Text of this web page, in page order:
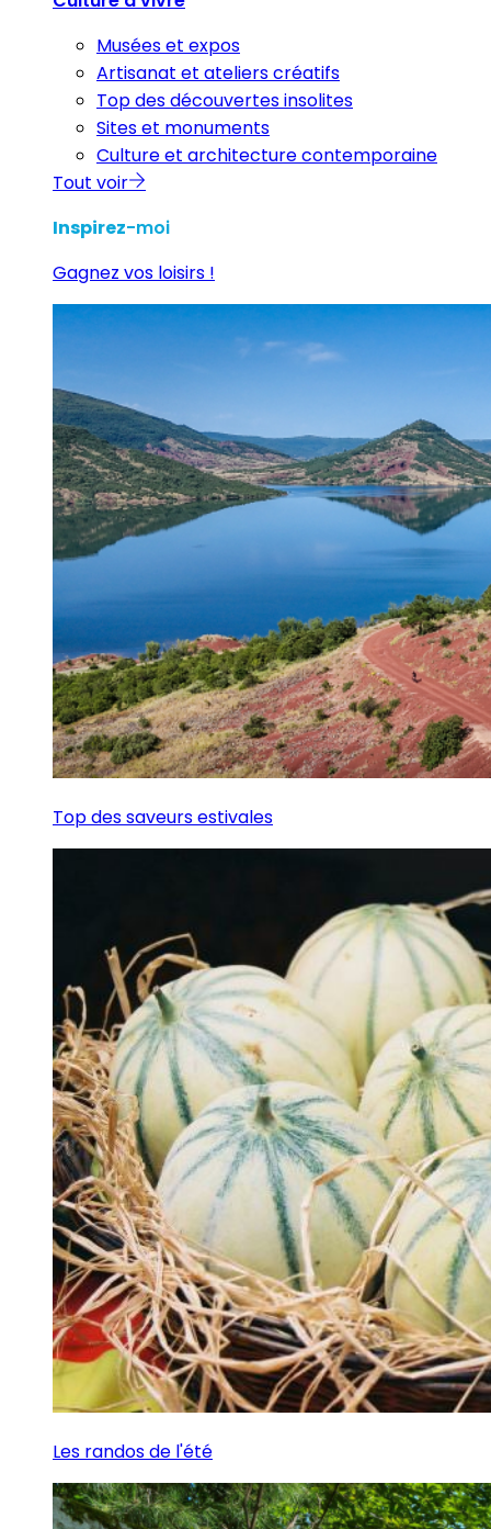
Musées et expos
Artisanat et ateliers créatifs
Top des découvertes insolites
Sites et monuments
Culture et architecture contemporaine
Tout voir
Inspirez-moi
Gagnez vos loisirs !
Top des saveurs estivales
Les randos de l'été